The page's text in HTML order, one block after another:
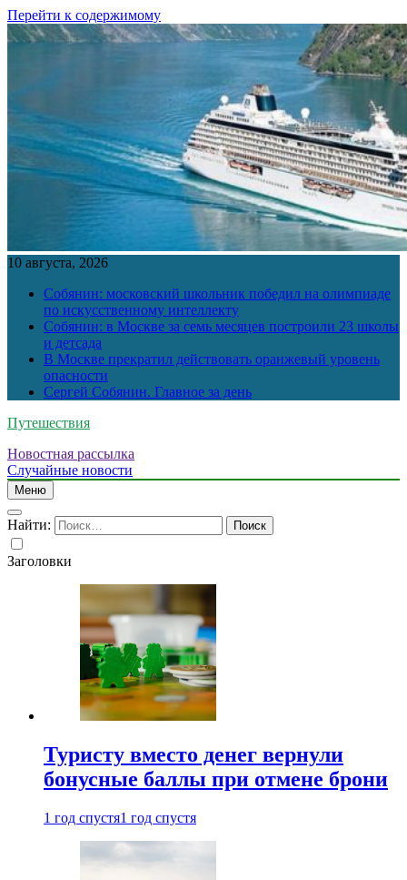
Перейти к содержимому
10 августа, 2026
Собянин: московский школьник победил на олимпиаде
по искусственному интеллекту
Собянин: в Москве за семь месяцев построили 23 школы
и детсада
В Москве прекратил действовать оранжевый уровень
опасности
Сергей Собянин. Главное за день
Путешествия
Новостная рассылка
Случайные новости
Меню
Найти:
Заголовки
Туристу вместо денег вернули
бонусные баллы при отмене брони
1 год спустя1 год спустя